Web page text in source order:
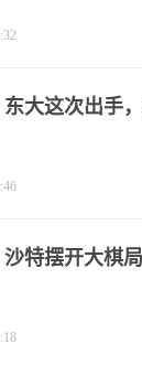
大这次出手
特摆开大棋